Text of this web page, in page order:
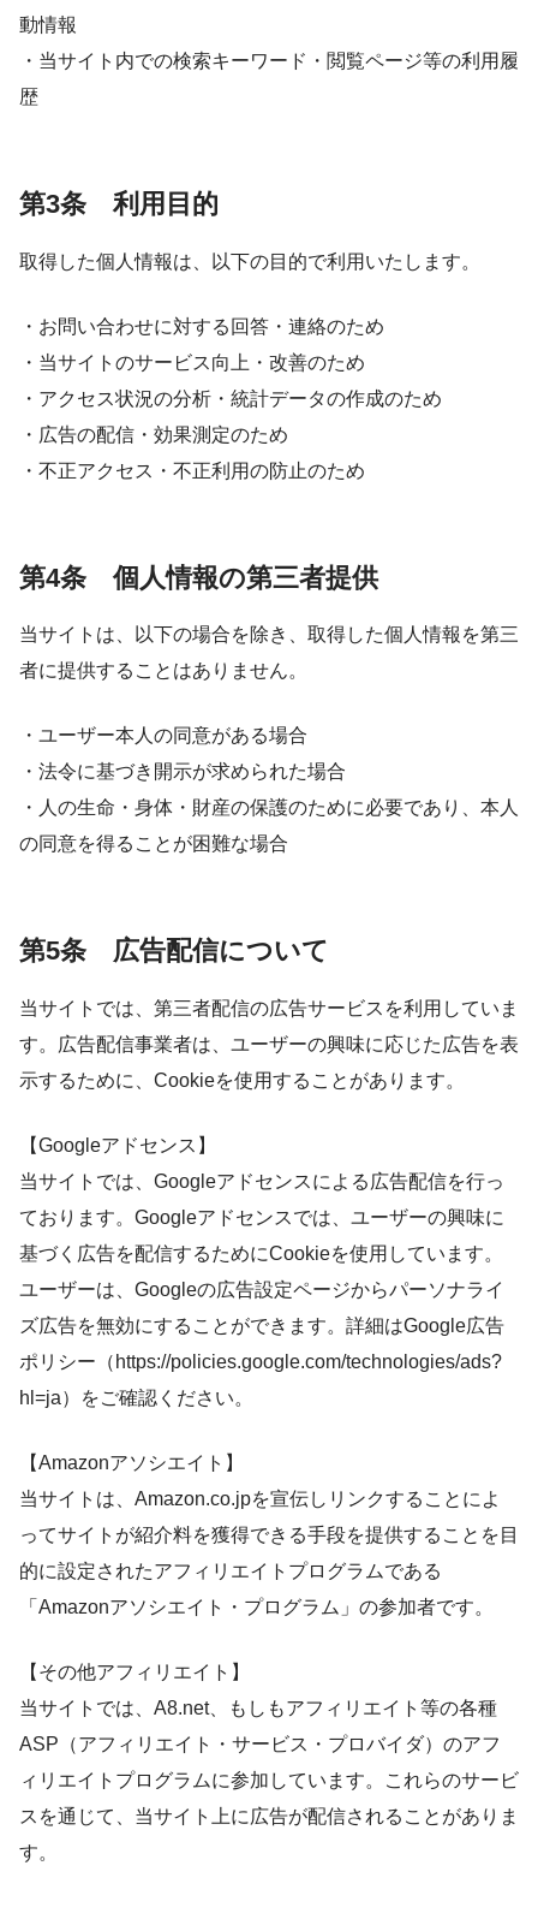
動情報
・当サイト内での検索キーワード・閲覧ページ等の利用履
歴
第3条 利用目的
取得した個人情報は、以下の目的で利用いたします。
・お問い合わせに対する回答・連絡のため
・当サイトのサービス向上・改善のため
・アクセス状況の分析・統計データの作成のため
・広告の配信・効果測定のため
・不正アクセス・不正利用の防止のため
第4条 個人情報の第三者提供
当サイトは、以下の場合を除き、取得した個人情報を第三
者に提供することはありません。
・ユーザー本人の同意がある場合
・法令に基づき開示が求められた場合
・人の生命・身体・財産の保護のために必要であり、本人
の同意を得ることが困難な場合
第5条 広告配信について
当サイトでは、第三者配信の広告サービスを利用していま
す。広告配信事業者は、ユーザーの興味に応じた広告を表
示するために、Cookieを使用することがあります。
【Googleアドセンス】
当サイトでは、Googleアドセンスによる広告配信を行っ
ております。Googleアドセンスでは、ユーザーの興味に
基づく広告を配信するためにCookieを使用しています。
ユーザーは、Googleの広告設定ページからパーソナライ
ズ広告を無効にすることができます。詳細はGoogle広告
ポリシー（https://policies.google.com/technologies/ads?
hl=ja）をご確認ください。
【Amazonアソシエイト】
当サイトは、Amazon.co.jpを宣伝しリンクすることによ
ってサイトが紹介料を獲得できる手段を提供することを目
的に設定されたアフィリエイトプログラムである
「Amazonアソシエイト・プログラム」の参加者です。
【その他アフィリエイト】
当サイトでは、A8.net、もしもアフィリエイト等の各種
ASP（アフィリエイト・サービス・プロバイダ）のアフ
ィリエイトプログラムに参加しています。これらのサービ
スを通じて、当サイト上に広告が配信されることがありま
す。